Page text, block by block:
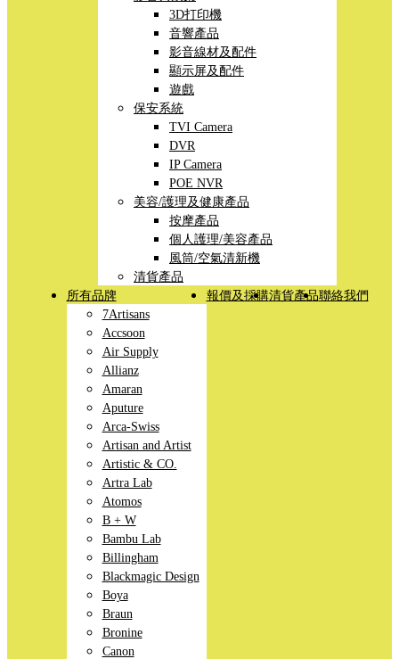
3D打印機
音響產品
影音線材及配件
顯示屏及配件
遊戲
保安系統
TVI Camera
DVR
IP Camera
POE NVR
美容/護理及健康產品
按摩產品
個人護理/美容產品
風筒/空氣清新機
清貨產品
所有品牌
7Artisans
Accsoon
Air Supply
Allianz
Amaran
Aputure
Arca-Swiss
Artisan and Artist
Artistic & CO.
Artra Lab
Atomos
B + W
Bambu Lab
Billingham
Blackmagic Design
Boya
Braun
Bronine
Canon
報價及採購清貨產品聯絡我們